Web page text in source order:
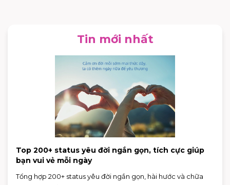
Tin mới nhất
Top 200+ status yêu đời ngắn gọn, tích cực giúp
bạn vui vẻ mỗi ngày
Tổng hợp 200+ status yêu đời ngắn gọn, hài hước và chữa